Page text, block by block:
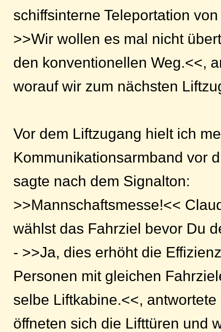
schiffsinterne Teleportation
>>Wir wollen es mal nicht
den konventionellen Weg.<<,
worauf wir zum nächsten
Vor dem Liftzugang hielt ich
Kommunikationsarmband vor
sagte nach dem Signalton:
>>Mannschaftsmesse!<<
wählst das Fahrziel bevor Du
- >>Ja, dies erhöht die
Personen mit gleichen
selbe Liftkabine.<<,
öffneten sich die Lifttüren und